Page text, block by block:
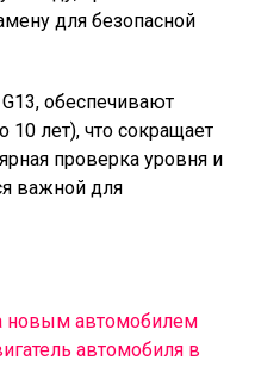
для безопасной
обеспечивают
лет), что сокращает
проверка уровня и
важной для
новым автомобилем
автомобиля в